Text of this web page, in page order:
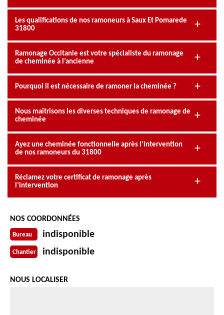
Les qualifications de nos ramoneurs à Saux Et Pomarede
31800
Ramonage Occitanie est votre spécialiste du ramonage
de cheminée à l’ancienne
Pourquoi il est nécessaire de ramoner la cheminée ?
Nous maîtrisons les diverses techniques de ramonage de
cheminée
Ayez une cheminée fonctionnelle après l’intervention
de nos ramoneurs du 31800
Réclamez votre certificat de ramonage après
l’intervention
NOS COORDONNÉES
Bureau indisponible
Chantier indisponible
NOUS LOCALISER